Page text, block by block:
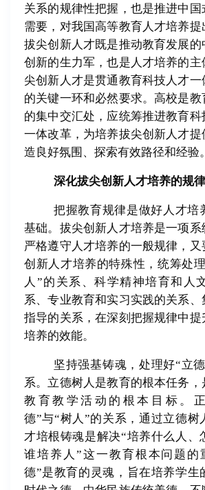
关系的规律性把握，也是推进中
需要，对我国高等教育人才培养提
拔尖创新人才既是推动教育发展的
创新的生力军，也是人才培养的主
尖创新人才是贯通教育科技人才
的关键一环和必然要求。高校是
的集中交汇处，应统筹推进教育科
一体改革，为培养拔尖创新人才
造良好氛围、探索有效路径和经验。
深化拔尖创新人才培养的规
把握教育规律是做好人才培
基础。拔尖创新人才培养是一项
严格遵守人才培养的一般规律，
创新人才培养的特殊性，统筹处
人”的关系、科学精神培育和人
系、专业教育和实习实践的关系、
指导的关系，在深刻把握规律中
培养的效能。
坚持强基铸魂，处理好“立
系。立德树人是教育的根本任务
教育教学活动的根本目标。
德”与“树人”的关系，通过立德树
才培根铸魂是解决“培养什么人、
谁培养人”这一教育根本问题的
德”是教育的灵魂，旨在培养学生